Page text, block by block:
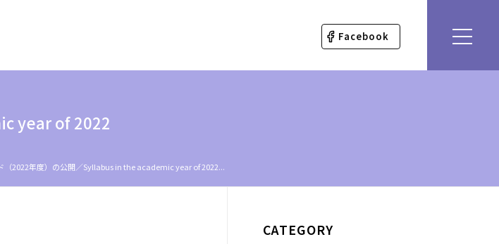
Facebook
year of 2022
（2022年度）の公開／Syllabus in the academic year of 2022...
CATEGORY